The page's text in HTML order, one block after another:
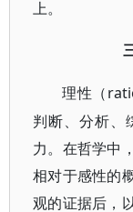
上。
理性（
判断、分析、
力。在哲学中
相对于感性的
观的证据后，